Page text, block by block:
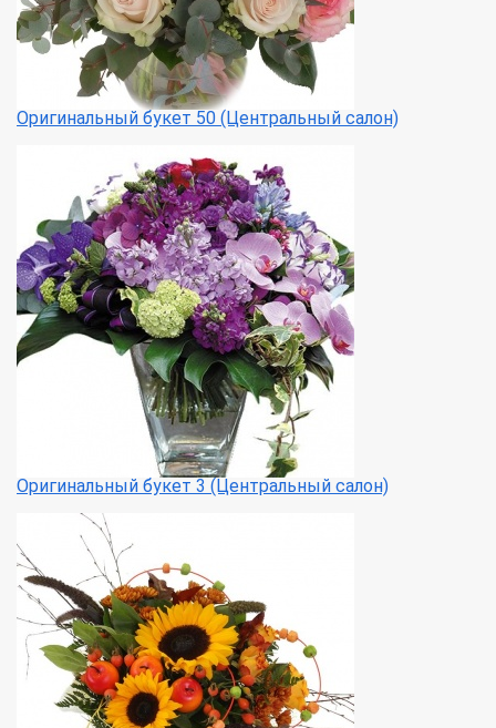
Оригинальный букет 50 (Центральный салон)
Оригинальный букет 3 (Центральный салон)